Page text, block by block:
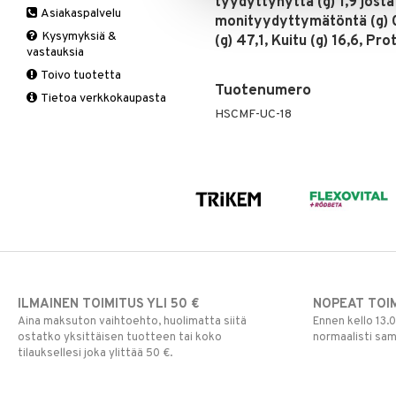
monityydyttymätöntä (g)
(g) 47,1, Kuitu (g) 16,6,
Tuotenumero
HSCMF-UC-18
Ruuansulatus
Suolisto
Muut
Valkosipuli
Yskään
B-vitamiinit
C-vitamiinit
Miehet
Multimineraalit
Muut
Q-10
Schizandra
Suorituskyky
Asiakaspalvelu
Kysymyksiä &
vastauksia
Toivo tuotetta
Tietoa verkkokaupasta
ILMAINEN TOIMITUS YLI 50 €
Aina maksuton vaihtoehto, huolimatta siitä
ostatko yksittäisen tuotteen tai koko
tilauksellesi joka ylittää 50 €.
NOPEAT
Ennen kello
normaalisti